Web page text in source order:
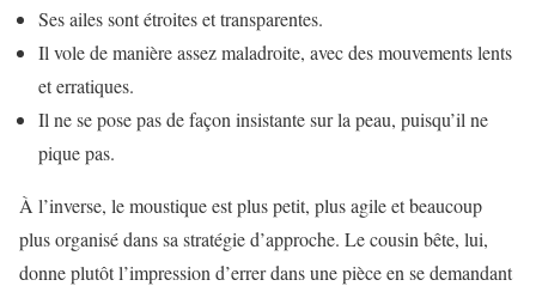
Ses ailes sont étroites et transparentes.
Il vole de manière assez maladroite, avec des mouvements lents
et erratiques.
Il ne se pose pas de façon insistante sur la peau, puisqu’il ne
pique pas.
À l’inverse, le moustique est plus petit, plus agile et beaucoup
plus organisé dans sa stratégie d’approche. Le cousin bête, lui,
donne plutôt l’impression d’errer dans une pièce en se demandant